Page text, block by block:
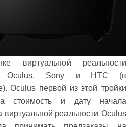
виртуальной реальности
Oculus, Sony и HTC (в
Oculus первой из этой тройки
стоимость и дату начала
виртуальной реальности Oculus